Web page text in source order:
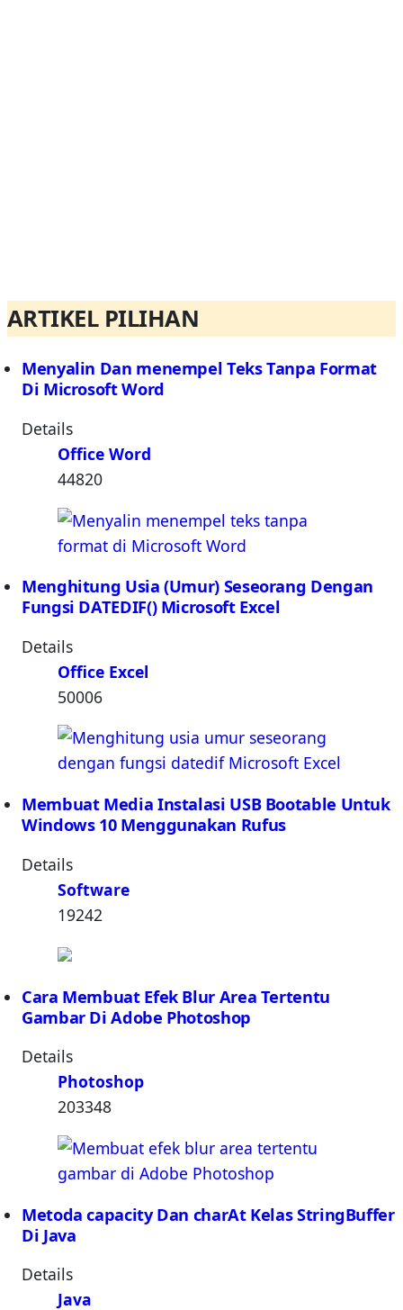
ARTIKEL PILIHAN
Menyalin Dan menempel Teks Tanpa Format
Di Microsoft Word
Details
Office Word
44820
Menghitung Usia (Umur) Seseorang Dengan
Fungsi DATEDIF() Microsoft Excel
Details
Office Excel
50006
Membuat Media Instalasi USB Bootable Untuk
Windows 10 Menggunakan Rufus
Details
Software
19242
Cara Membuat Efek Blur Area Tertentu
Gambar Di Adobe Photoshop
Details
Photoshop
203348
Metoda capacity Dan charAt Kelas StringBuffer
Di Java
Details
Java